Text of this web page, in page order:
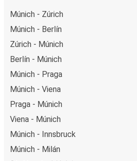
Múnich - Zúrich
Múnich - Berlín
Zúrich - Múnich
Berlín - Múnich
Múnich - Praga
Múnich - Viena
Praga - Múnich
Viena - Múnich
Múnich - Innsbruck
Múnich - Milán